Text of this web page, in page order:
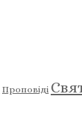
Проповіді